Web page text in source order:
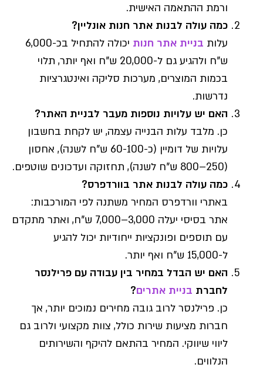
ורמת ההתאמה האישית.
כמה עולה לבנות אתר חנות אונליין?
עלות בניית אתר חנות
יכולה להתחיל בכ-6,000
ש"ח ולהגיע גם ל-20,000 ש"ח ואף יותר, תלוי
בכמות המוצרים, מערכות סליקה ואינטגרציות
נדרשות.
האם יש עלויות נוספות מעבר לבניית האתר?
כן. מלבד עלות הבנייה עצמה, יש לקחת בחשבון
עלויות של דומיין (כ-60-100 ש"ח לשנה), אחסון
(250–800 ש"ח לשנה), תחזוקה ועדכונים שוטפים.
כמה עולה לבנות אתר בוורדפרס?
באתרי וורדפרס המחיר משתנה לפי המורכבות:
אתר בסיסי יעלה 3,000–7,000 ש"ח, ואתר מתקדם
עם תוספים ופונקציות ייחודיות יכול להגיע
ל-15,000 ש"ח ואף יותר.
האם יש הבדל במחיר בין עבודה עם פרילנסר
לחברת בניית אתרים?
כן. פרילנסר לרוב גובה מחירים נמוכים יותר, אך
חברות מציעות שירות כולל, צוות מקצועי ולרוב גם
ליווי שיווקי. המחיר בהתאם להיקף והשירותים
הנלווים.